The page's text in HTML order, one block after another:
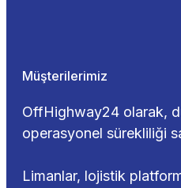
Müşterilerimiz
OffHighway24 olarak,
operasyonel sürekliliği
Limanlar, lojistik